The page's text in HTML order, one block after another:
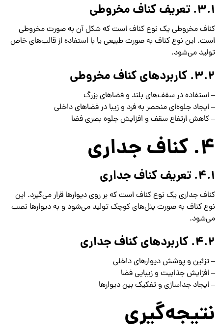
3.1. تعریف کناف مخروطی
کناف مخروطی یک نوع کناف است که شکل آن به صورت مخروطی
است. این نوع کناف به صورت طبیعی یا با استفاده از قالب‌های خاص
تولید می‌شود.
3.2. کاربردهای کناف مخروطی
– استفاده در سقف‌های بلند و فضاهای بزرگ
– ایجاد جلوه‌ای منحصر به فرد و زیبا در فضاهای داخلی
– کاهش ارتفاع سقف و افزایش جلوه بصری فضا
4. کناف جداری
4.1. تعریف کناف جداری
کناف جداری یک نوع کناف است که بر روی دیوارها قرار می‌گیرد. این
نوع کناف به صورت پنل‌های کوچک تولید می‌شود و به دیوارها نصب
می‌شود.
4.2. کاربردهای کناف جداری
– تزئین و پوشش دیوارهای داخلی
– افزایش جذابیت و زیبایی فضا
– ایجاد جداسازی و تفکیک بین دیوارها
نتیجه‌گیری